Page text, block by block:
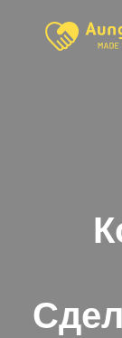
контенту